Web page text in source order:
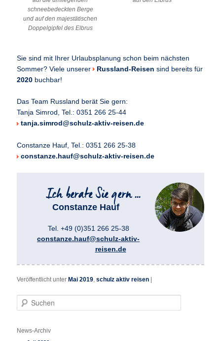
schneebedeckten Berge
und auf den majestätischen
Doppelgipfel des Elbrus
Sie sind mit Ihrer Urlaubsplanung schon beim nächsten
Sommer? Viele unserer
Russland-Reisen sind bereits für
2020 buchbar!
Das Team Russland berät Sie gern:
Tanja Simrod, Tel.: 0351 266 25-44
tanja.simrod@schulz-aktiv-reisen.de
Constanze Hauf, Tel.: 0351 266 25-38
constanze.hauf@schulz-aktiv-reisen.de
Constanze Hauf
Tel. +49 (0)351 266 25-38
constanze.hauf@schulz-aktiv-
reisen.de
Veröffentlicht unter Mai 2019 ,schulz aktiv reisen |
h
News-Archiv